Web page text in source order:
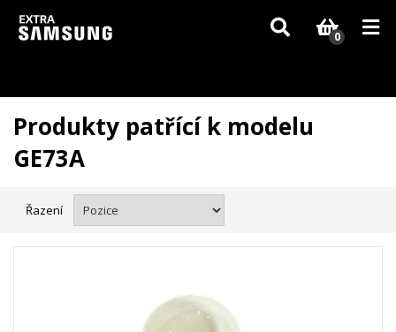
Vzhledem k aktuální situaci se může dodání dílů, které nejsou skladem,
zpozdit. Děkujeme za pochopení.
0
Produkty patřící k modelu
GE73A
Řazení